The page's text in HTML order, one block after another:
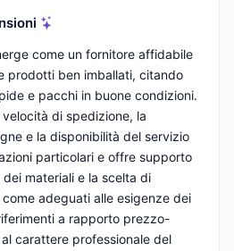
come un fornitore affidabile
prodotti ben imballati, citando
e pacchi in buone condizioni.
di spedizione, la
e la disponibilità del servizio
particolari e offre supporto
materiali e la scelta di
adeguati alle esigenze dei
a rapporto prezzo-
carattere professionale del